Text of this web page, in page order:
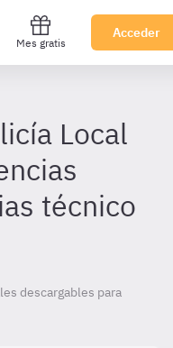
Mes gratis
Acceder
Local
técnico
descargables para